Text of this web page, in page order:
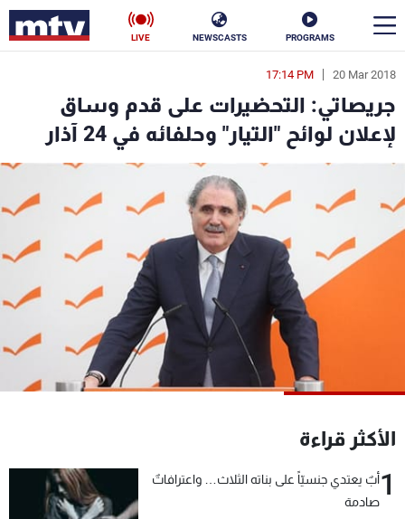
PROGRAMS
NEWSCASTS
LIVE
20 Mar 2018
17:14 PM
جريصاتي: التحضيرات على قدم وساق
لإعلان لوائح "التيار" وحلفائه في 24 آذار
الأكثر قراءة
1أبٌ يعتدي جنسيّاً على بناته الثلاث… واعترافاتٌ
صادمة
en
الأخبار
سياسة ناس
إقتصاد فن
منوعات رياضة
كأس العالم
جدول البرامج
شاهد البرامج
الترددات
عن MTV